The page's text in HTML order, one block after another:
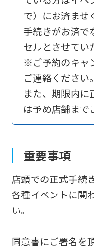
で）にお済ませ
手続きがお済で
セルとさせてい
※ご予約のキャ
ご連絡ください。
また、期限内に
は予め店舗まで
重要事項
店頭での正式手続
各種イベントに関
い。
同意書にご署名を